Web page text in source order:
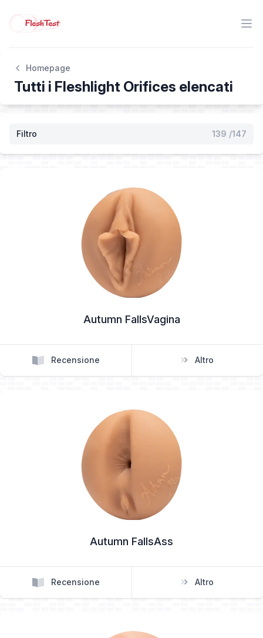
Homepage
Tutti i Fleshlight Orifices elencati
Filtro 139 /147
Autumn FallsVagina
Recensione Altro
Autumn FallsAss
Recensione Altro